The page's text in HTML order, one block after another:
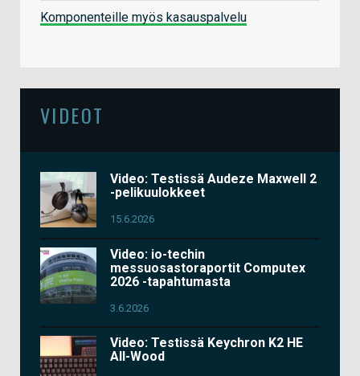
Komponenteille myös kasauspalvelu
VIDEOT
Video: Testissä Audeze Maxwell 2
-pelikuulokkeet
15.6.2026
Video: io-techin
messuosastoraportit Computex
2026 -tapahtumasta
3.6.2026
Video: Testissä Keychron K2 HE
All-Wood